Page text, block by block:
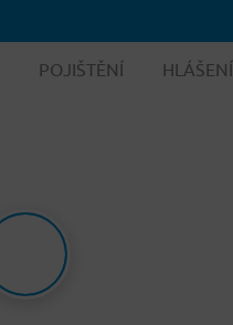
POJIŠTĚNÍ